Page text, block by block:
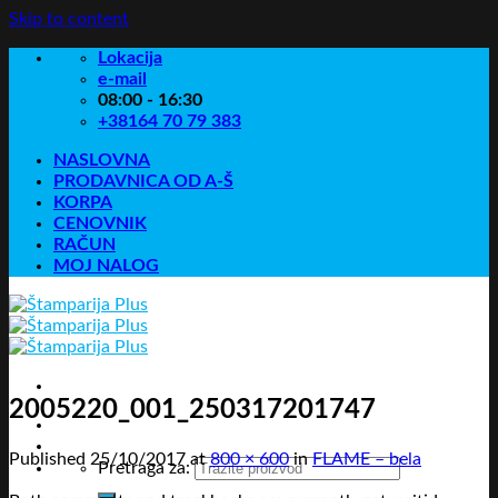
Skip to content
Lokacija
e-mail
08:00 - 16:30
+38164 70 79 383
NASLOVNA
PRODAVNICA OD A-Š
KORPA
CENOVNIK
RAČUN
MOJ NALOG
Pretraga za:
2005220_001_250317201747
Published 25/10/2017 at800 × 600inFLAME – bela